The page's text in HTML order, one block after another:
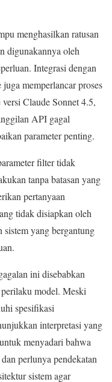
menghasilkan ratusan
digunakannya oleh
Integrasi dengan
memperlancar proses
Claude Sonnet 4.5,
API gagal
parameter penting.
filter tidak
tanpa batasan yang
pertanyaan
tidak disiapkan oleh
yang bergantung
ini disebabkan
model. Meski
spesifikasi
interpretasi yang
menyadari bahwa
perlunya pendekatan
sistem agar